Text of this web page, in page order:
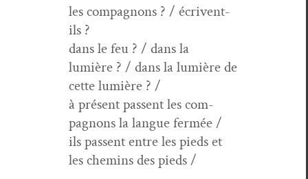
les com­pagnons ? / écrivent-
ils ?
dans le feu ? / dans la
lumière ? / dans la lumière de
cette lumière ? /
à présent passent les com­
pagnons la langue fermée /
ils passent entre les pieds et
les chemins des pieds /